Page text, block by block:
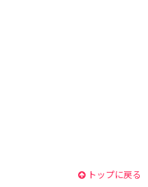
トップに戻る